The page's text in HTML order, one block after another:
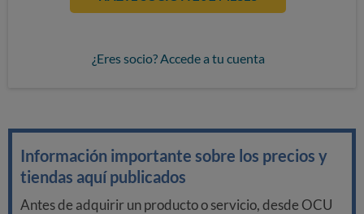
¿Eres socio? Accede a tu cuenta
Información importante sobre los precios y
tiendas aquí publicados
Antes de adquirir un producto o servicio, desde OCU